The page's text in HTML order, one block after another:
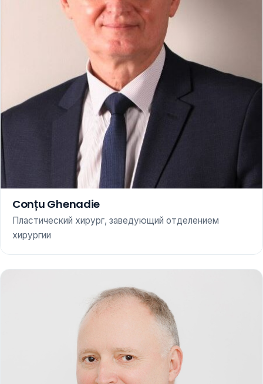
Conțu Ghenadie
Пластический хирург, заведующий отделением
хирургии